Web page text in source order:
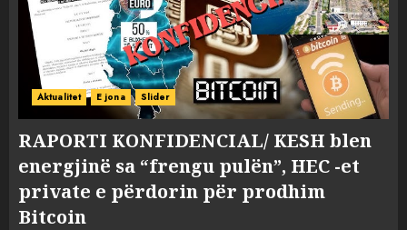
Aktualitet E jona Slider
RAPORTI KONFIDENCIAL/ KESH blen
energjinë sa “frengu pulën”, HEC -et
private e përdorin për prodhim
Bitcoin